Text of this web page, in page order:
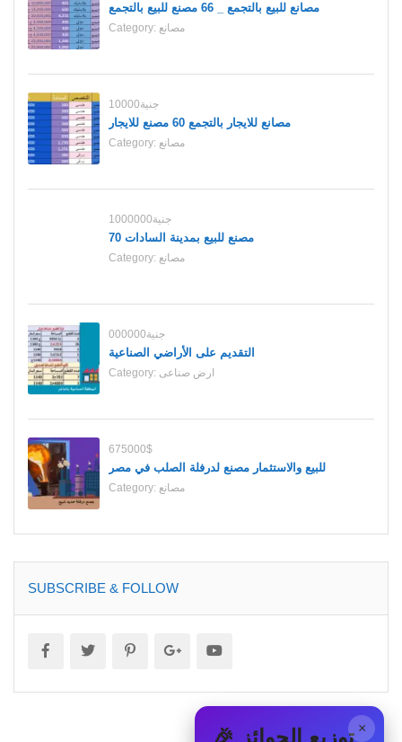
مصانع للبيع بالتجمع _ 66 مصنع للبيع بالتجمع
Category: مصانع
10000جنية
مصانع للايجار بالتجمع 60 مصنع للايجار
Category: مصانع
1000000جنية
70 مصنع للبيع بمدينة السادات
Category: مصانع
000000جنية
التقديم على الأراضي الصناعية
Category: ارض صناعى
675000$
للبيع والاستثمار مصنع لدرفلة الصلب في مصر
Category: مصانع
SUBSCRIBE & FOLLOW
× 🎉 توزيع الجوائز